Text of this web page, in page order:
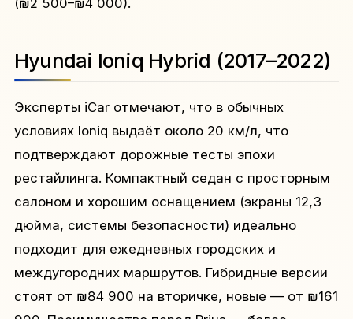
(₪2 500–₪4 000).
Hyundai Ioniq Hybrid (2017–2022)
Эксперты iCar отмечают, что в обычных
условиях Ioniq выдаёт около 20 км/л, что
подтверждают дорожные тесты эпохи
рестайлинга. Компактный седан с просторным
салоном и хорошим оснащением (экраны 12,3
дюйма, системы безопасности) идеально
подходит для ежедневных городских и
междугородних маршрутов. Гибридные версии
стоят от ₪84 900 на вторичке, новые — от ₪161